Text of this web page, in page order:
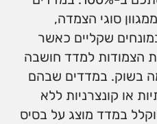
סוגי הצמדה,
שקליים כאשר
הצמודות למדד חושבה
בשוק. במדדים שבהם
או קונצרניות ללא
במדד מוצג על בסיס